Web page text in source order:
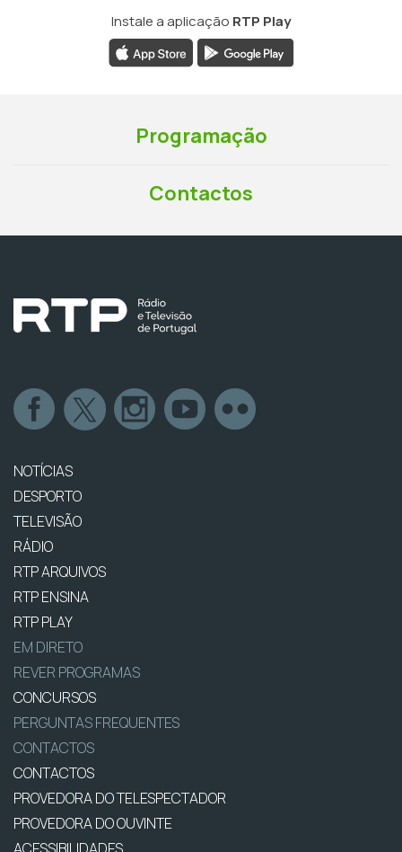
Instale a aplicação RTP Play
Programação
Contactos
NOTÍCIAS
DESPORTO
TELEVISÃO
RÁDIO
RTP ARQUIVOS
RTP ENSINA
RTP PLAY
EM DIRETO
REVER PROGRAMAS
CONCURSOS
PERGUNTAS FREQUENTES
CONTACTOS
CONTACTOS
PROVEDORA DO TELESPECTADOR
PROVEDORA DO OUVINTE